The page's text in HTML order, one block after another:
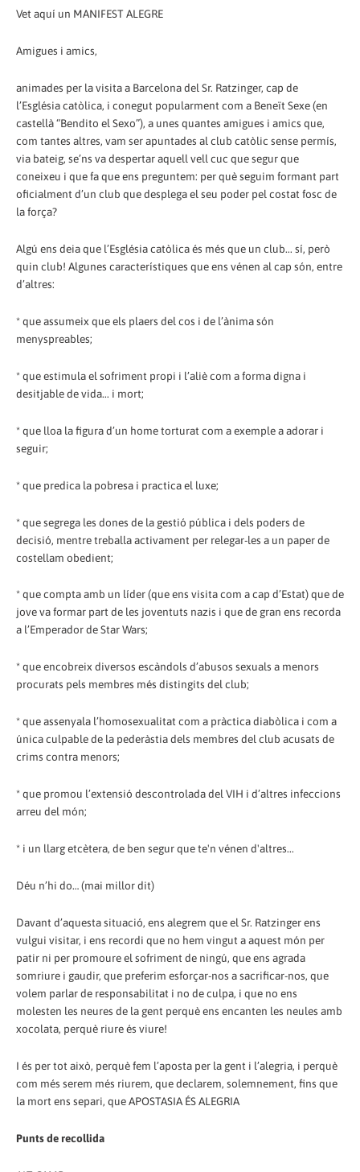
Vet aquí un MANIFEST ALEGRE
Amigues i amics,
animades per la visita a Barcelona del Sr. Ratzinger, cap de
l’Església catòlica, i conegut popularment com a Beneït Sexe (en
castellà “Bendito el Sexo”), a unes quantes amigues i amics que,
com tantes altres, vam ser apuntades al club catòlic sense permís,
via bateig, se’ns va despertar aquell vell cuc que segur que
coneixeu i que fa que ens preguntem: per què seguim formant part
oficialment d’un club que desplega el seu poder pel costat fosc de
la força?
Algú ens deia que l’Església catòlica és més que un club... sí, però
quin club! Algunes característiques que ens vénen al cap són, entre
d’altres:
* que assumeix que els plaers del cos i de l’ànima són
menyspreables;
* que estimula el sofriment propi i l’aliè com a forma digna i
desitjable de vida... i mort;
* que lloa la figura d’un home torturat com a exemple a adorar i
seguir;
* que predica la pobresa i practica el luxe;
* que segrega les dones de la gestió pública i dels poders de
decisió, mentre treballa activament per relegar-les a un paper de
costellam obedient;
* que compta amb un líder (que ens visita com a cap d’Estat) que de
jove va formar part de les joventuts nazis i que de gran ens recorda
a l’Emperador de Star Wars;
* que encobreix diversos escàndols d’abusos sexuals a menors
procurats pels membres més distingits del club;
* que assenyala l’homosexualitat com a pràctica diabòlica i com a
única culpable de la pederàstia dels membres del club acusats de
crims contra menors;
* que promou l’extensió descontrolada del VIH i d’altres infeccions
arreu del món;
* i un llarg etcètera, de ben segur que te'n vénen d'altres...
Déu n’hi do… (mai millor dit)
Davant d’aquesta situació, ens alegrem que el Sr. Ratzinger ens
vulgui visitar, i ens recordi que no hem vingut a aquest món per
patir ni per promoure el sofriment de ningú, que ens agrada
somriure i gaudir, que preferim esforçar-nos a sacrificar-nos, que
volem parlar de responsabilitat i no de culpa, i que no ens
molesten les neures de la gent perquè ens encanten les neules amb
xocolata, perquè riure és viure!
I és per tot això, perquè fem l’aposta per la gent i l’alegria, i perquè
com més serem més riurem, que declarem, solemnement, fins que
la mort ens separi, que APOSTASIA ÉS ALEGRIA
Punts de recollida